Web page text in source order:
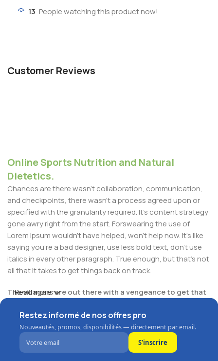
13 People watching this product now!
Customer Reviews
Online Sports Nutrition and Natural
Dietetics.
Chances are there wasn't collaboration, communication,
and checkpoints, there wasn't a process agreed upon or
specified with the granularity required. It's content strategy
gone awry right from the start. Forswearing the use of
Lorem Ipsum wouldn't have helped, won't help now. It's like
saying you're a bad designer, use less bold text, don't use
italics in every other paragraph. True enough, but that's not
all that it takes to get things back on track.
The villagers are out there with a vengeance to get that
You made all the required mock ups for commissioned
layout, got all the approvals, built a tested code base or
had them built, you decided on a content management
Read more
Restez informé de nos offres pro
Nouveautés, promos, disponibilités — directement par email.
S'inscrire